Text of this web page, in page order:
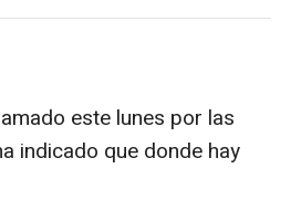
este lunes por las
indicado que donde hay